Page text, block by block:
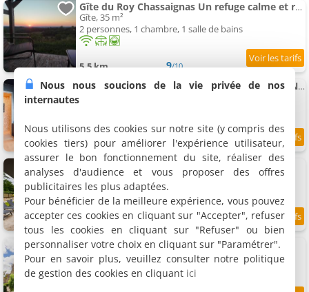
Gîte du Roy Chassaignas Un refuge calme et romantique à 25 min des grottes de Lascaux
Gîte, 35 m²
2 personnes, 1 chambre, 1 salle de bains
5.5 km 9/10
Maison de vacances avec Panoramic View & Nordic Bath
5.6 km
Gite de la fontanelle
Gîte, 100 m²
4 personnes, 3 chambres, 1 salle de bains
5.7 km
Peaceful Stay avec piscine
Maison de vacances
4 personnes, 2 chambres, 2 salles de bains
Nous nous soucions de la vie privée de nos
internautes
Nous utilisons des cookies sur notre site (y compris des
cookies tiers) pour améliorer l'expérience utilisateur,
assurer le bon fonctionnement du site, réaliser des
analyses d'audience et vous proposer des offres
publicitaires les plus adaptées.
Pour bénéficier de la meilleure expérience, vous pouvez
accepter ces cookies en cliquant sur "Accepter", refuser
tous les cookies en cliquant sur "Refuser" ou bien
personnaliser votre choix en cliquant sur "Paramétrer".
Pour en savoir plus, veuillez consulter notre politique
de gestion des cookies en cliquant ici